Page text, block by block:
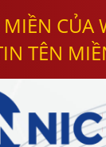
CỦA
TÊN